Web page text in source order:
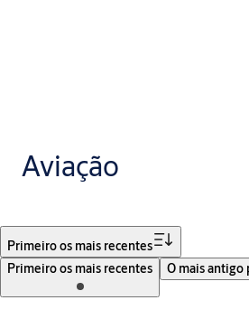
Aviação
Primeiro os mais recentes
Primeiro os mais recentes
O mais